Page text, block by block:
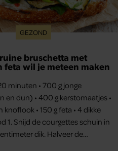
GEZOND
traplopen zo zwaar voelt
niet aan je conditie)
je conditie werken of je